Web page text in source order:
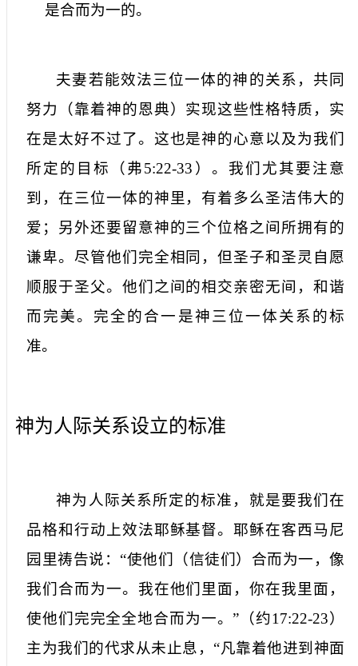
是合而为一的。
夫妻若能效法三位一体的神的关系，共同
努力（靠着神的恩典）实现这些性格特质，实
在是太好不过了。这也是神的心意以及为我们
所定的目标（弗5:22-33 ）。我们尤其要注意
到，在三位一体的神里，有着多么圣洁伟大的
爱；另外还要留意神的三个位格之间所拥有的
谦卑。尽管他们完全相同，但圣子和圣灵自愿
顺服于圣父。他们之间的相交亲密无间，和谐
而完美。完全的合一是神三位一体关系的标
准。
神为人际关系设立的标准
神为人际关系所定的标准，就是要我们在
品格和行动上效法耶稣基督。耶稣在客西马尼
园里祷告说：“使他们（信徒们）合而为一，像
我们合而为一。我在他们里面，你在我里面，
使他们完完全全地合而为一。”（约17:22-23）
主为我们的代求从未止息，“凡靠着他进到神面